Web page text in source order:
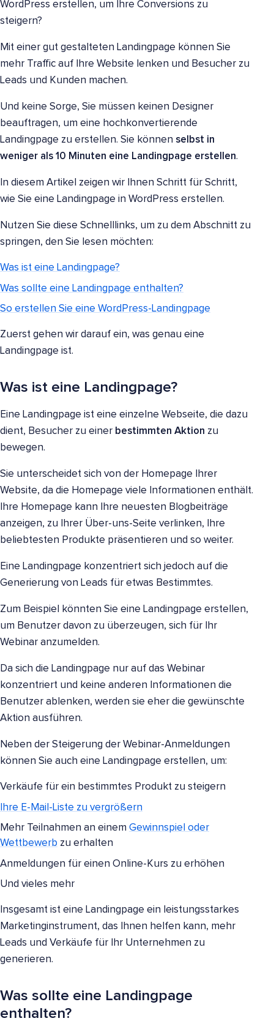
WordPress erstellen, um Ihre Conversions zu
steigern?
Mit einer gut gestalteten Landingpage können Sie
mehr Traffic auf Ihre Website lenken und Besucher zu
Leads und Kunden machen.
Und keine Sorge, Sie müssen keinen Designer
beauftragen, um eine hochkonvertierende
Landingpage zu erstellen. Sie können selbst in
weniger als 10 Minuten eine Landingpage erstellen.
In diesem Artikel zeigen wir Ihnen Schritt für Schritt,
wie Sie eine Landingpage in WordPress erstellen.
Nutzen Sie diese Schnelllinks, um zu dem Abschnitt zu
springen, den Sie lesen möchten:
Was ist eine Landingpage?
Was sollte eine Landingpage enthalten?
So erstellen Sie eine WordPress-Landingpage
Zuerst gehen wir darauf ein, was genau eine
Landingpage ist.
Was ist eine Landingpage?
Eine Landingpage ist eine einzelne Webseite, die dazu
dient, Besucher zu einer bestimmten Aktion zu
bewegen.
Sie unterscheidet sich von der Homepage Ihrer
Website, da die Homepage viele Informationen enthält.
Ihre Homepage kann Ihre neuesten Blogbeiträge
anzeigen, zu Ihrer Über-uns-Seite verlinken, Ihre
beliebtesten Produkte präsentieren und so weiter.
Eine Landingpage konzentriert sich jedoch auf die
Generierung von Leads für etwas Bestimmtes.
Zum Beispiel könnten Sie eine Landingpage erstellen,
um Benutzer davon zu überzeugen, sich für Ihr
Webinar anzumelden.
Da sich die Landingpage nur auf das Webinar
konzentriert und keine anderen Informationen die
Benutzer ablenken, werden sie eher die gewünschte
Aktion ausführen.
Neben der Steigerung der Webinar-Anmeldungen
können Sie auch eine Landingpage erstellen, um:
Verkäufe für ein bestimmtes Produkt zu steigern
Ihre E-Mail-Liste zu vergrößern
Mehr Teilnahmen an einem Gewinnspiel oder
Wettbewerb zu erhalten
Anmeldungen für einen Online-Kurs zu erhöhen
Und vieles mehr
Insgesamt ist eine Landingpage ein leistungsstarkes
Marketinginstrument, das Ihnen helfen kann, mehr
Leads und Verkäufe für Ihr Unternehmen zu
generieren.
Was sollte eine Landingpage
enthalten?